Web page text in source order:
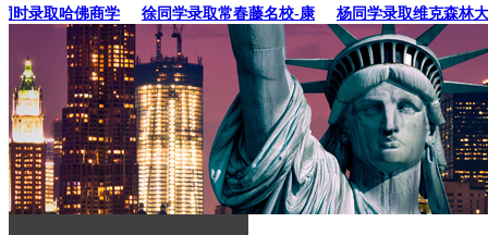
取哈佛商学 徐同学录取常春藤名校-康 杨同学录取维克森林大学